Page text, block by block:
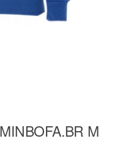
M